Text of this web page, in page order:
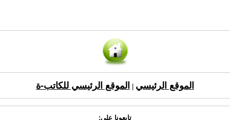
الموقع الرئيسي الموقع الرئيسي للكاتب-ة
تابعونا على: